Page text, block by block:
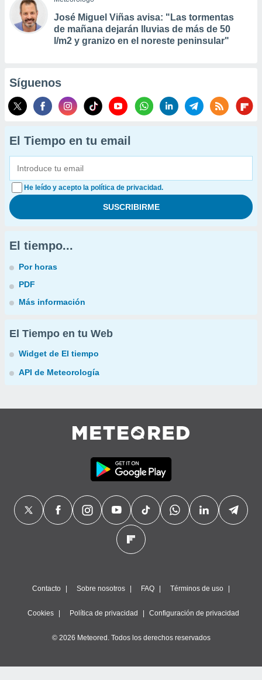
José Miguel Viñas avisa: "Las tormentas
de mañana dejarán lluvias de más de 50
l/m2 y granizo en el noreste peninsular"
Síguenos
El Tiempo en tu email
He leído y acepto la política de privacidad.
El tiempo...
Por horas
PDF
Más información
El Tiempo en tu Web
Widget de El tiempo
API de Meteorología
Contacto Sobre nosotros FAQ Términos de uso
Cookies Política de privacidad Configuración de privacidad
© 2026 Meteored. Todos los derechos reservados